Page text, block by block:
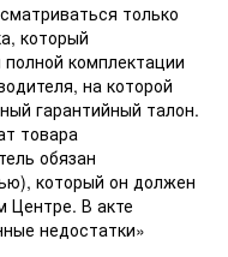
только
который
комплектации
на которой
гарантийный талон.
товара
обязан
который он должен
Центре. В акте
недостатки»